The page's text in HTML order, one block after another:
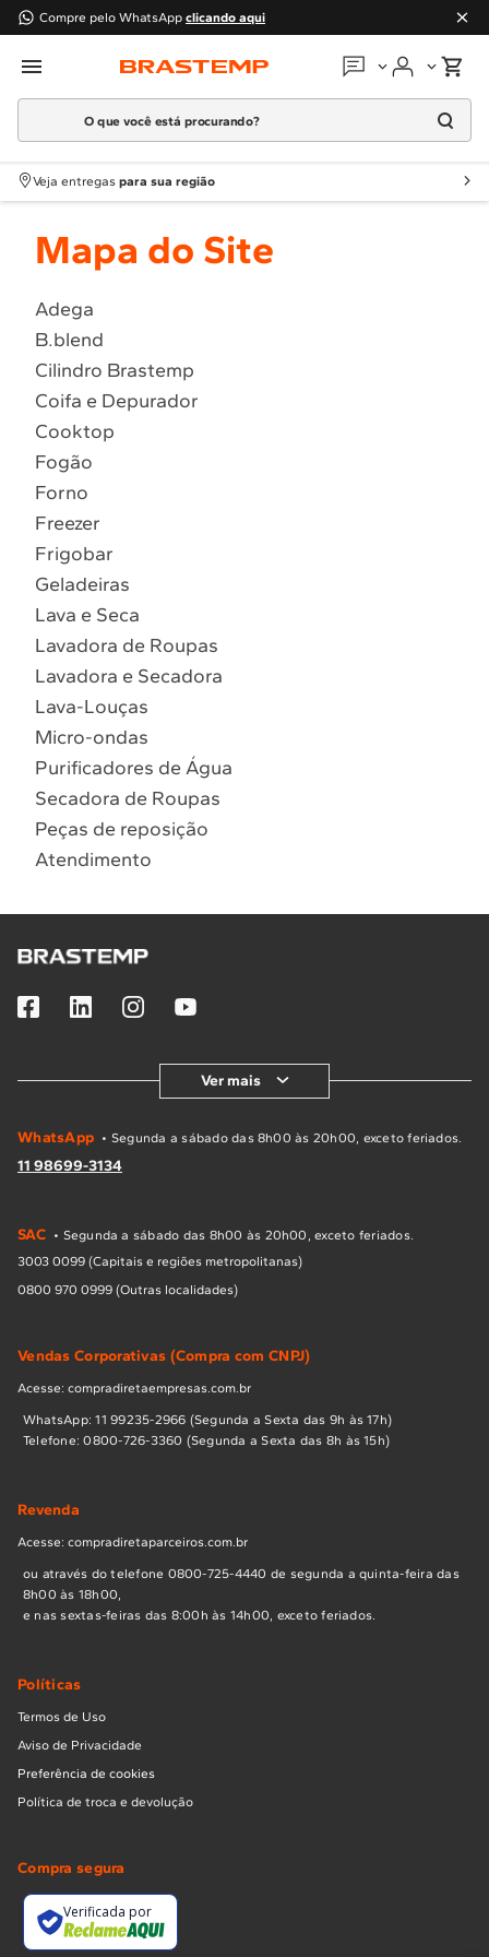
Compre pelo WhatsApp clicando aqui
Em que podemos
Atendimento Brastemp
Localizar assistência técnica
O que você está procurando?
Termos mais buscados
1º Geladeira
2
Fogao
4 º Lava Louça
5 º Cooktop
6º Microondas Brastemp
7º Forno
8º Embutir
9º Lava Seca
Veja entregas para sua região
Mapa do Site
Adega
B.blend
Cilindro Brastemp
Coifa e Depurador
Cooktop
Fogão
Forno
Freezer
Frigobar
Geladeiras
Lava e Seca
Lavadora de Roupas
Lavadora e Secadora
Lava-Louças
Micro-ondas
Purificadores de Água
Secadora de Roupas
Peças de reposição
Atendimento
Ver mais
WhatsApp • Segunda a sábado das 8h00 às 20h00, exceto feriados.
11 98699-3134
SAC • Segunda a sábado das 8h00 às 20h00, exceto feriados.
3003 0099 (Capitais e regiões metropolitanas)
0800 970 0999 (Outras localidades)
Vendas Corporativas (Compra com CNPJ)
Acesse: compradiretaempresas.com.br
WhatsApp: 11 99235-2966 (Segunda a Sexta das 9h às 17h)
Telefone: 0800-726-3360 (Segunda a Sexta das 8h às 15h)
Revenda
Acesse: compradiretaparceiros.com.br
ou através do telefone 0800-725-4440 de segunda a quinta-feira das
8h00 às 18h00,
e nas sextas-feiras das 8:00h às 14h00, exceto feriados.
Políticas
Termos de Uso
Aviso de Privacidade
Preferência de cookies
Política de troca e devolução
Compra segura
Verificada por